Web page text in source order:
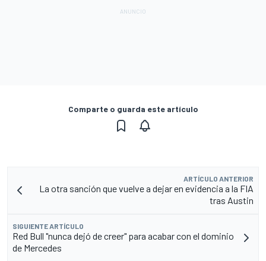
Comparte o guarda este artículo
ARTÍCULO ANTERIOR
La otra sanción que vuelve a dejar en evidencia a la FIA
tras Austin
SIGUIENTE ARTÍCULO
Red Bull "nunca dejó de creer" para acabar con el dominio
de Mercedes